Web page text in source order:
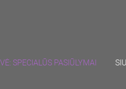
SPECIALŪS PASIŪLYMAI